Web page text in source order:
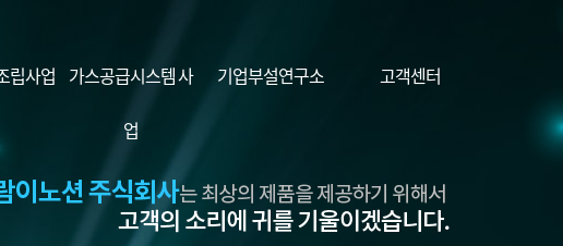
립사업 가스공급시스템 사
업
기업부설연구소 고객센터